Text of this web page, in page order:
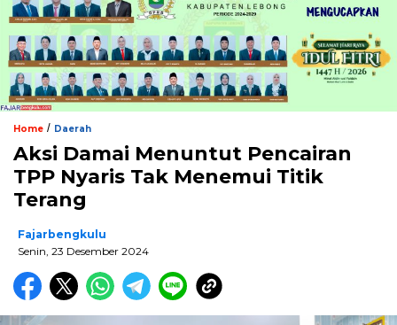
Home / Daerah
Aksi Damai Menuntut Pencairan
TPP Nyaris Tak Menemui Titik
Terang
Fajarbengkulu
Senin, 23 Desember 2024